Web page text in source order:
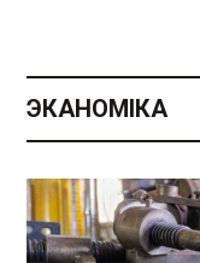
ЭКАНОМІКА